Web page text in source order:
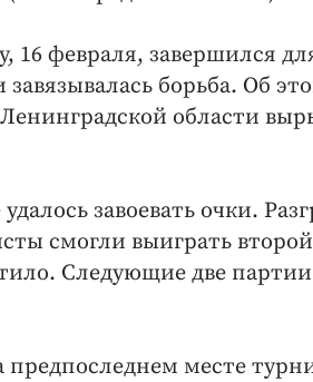
февраля, завершился
борьба. Об
Ленинградской области
завоевать очки.
смогли выиграть второй
Следующие две партии
месте